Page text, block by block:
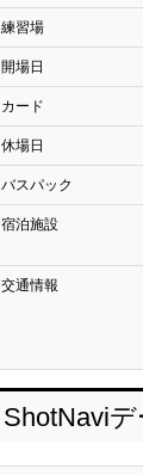
練習場
開場日
カード
休場日
バスパック
宿泊施設
交通情報
ShotNavi